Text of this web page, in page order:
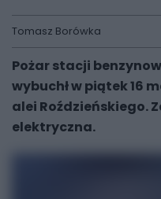
Tomasz Borówka
Pożar stacji
wybuchł w piątek 16
alei Roździeńskiego.
elektryczna.